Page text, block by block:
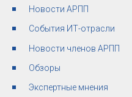
Новости АРПП
События ИТ-отрасли
Новости членов АРПП
Обзоры
Экспертные мнения